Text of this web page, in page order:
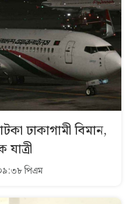
ঢাকাগামী বিমান,
পিএম